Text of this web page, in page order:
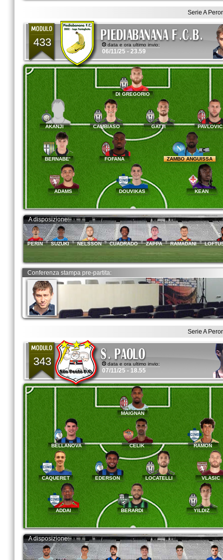
Serie A
data e ora ultimo invio:
06/11/25 - 23.59
433
DI GREGORIO
AKANJI CAMBIASO GATTI
BERNABE' FOFANA ZAMBO ANGUISSA
ADAMS DOUVIKAS KEAN
A disposizione:
PERIN SUZUKI NELSSON CUADRADO ZAPPA RAMADANI
Conferenza stampa pre-partita:
Serie A
data e ora ultimo invio:
07/11/25 - 18.55
343
MAIGNAN
BELLANOVA CELIK RAMON
CAQUERET EDERSON LOCATELLI VLASIC
ADDAI BERARDI YILDIZ
A disposizione: